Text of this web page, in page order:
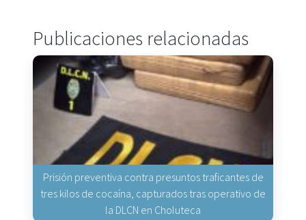
Publicaciones relacionadas
Prisión preventiva contra presuntos traficantes de
tres kilos de cocaína, capturados tras operativo de
la DLCN en Choluteca